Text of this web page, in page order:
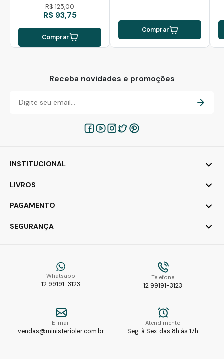
R$ 125,00
R$ 93,75
Comprar
Comprar
Receba novidades e promoções
Whatsapp
12 99191-3123
Telefone
12 99191-3123
E-mail
vendas@ministerioler.com.br
Atendimento
Seg. à Sex. das 8h às 17h
INSTITUCIONAL
LIVROS
PAGAMENTO
SEGURANÇA